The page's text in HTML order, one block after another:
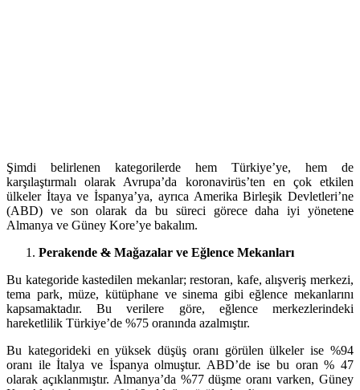
Şimdi belirlenen kategorilerde hem Türkiye’ye, hem de
karşılaştırmalı olarak Avrupa’da koronavirüs’ten en çok etkilen
ülkeler İtaya ve İspanya’ya, ayrıca Amerika Birleşik Devletleri’ne
(ABD) ve son olarak da bu süreci görece daha iyi yönetene
Almanya ve Güney Kore’ye bakalım.
Perakende & Mağazalar ve Eğlence Mekanları
Bu kategoride kastedilen mekanlar; restoran, kafe, alışveriş merkezi,
tema park, müze, kütüphane ve sinema gibi eğlence mekanlarını
kapsamaktadır. Bu verilere göre, eğlence merkezlerindeki
hareketlilik Türkiye’de %75 oranında azalmıştır.
Bu kategorideki en yüksek düşüş oranı görülen ülkeler ise %94
oranı ile İtalya ve İspanya olmuştur. ABD’de ise bu oran % 47
olarak açıklanmıştır. Almanya’da %77 düşme oranı varken, Güney